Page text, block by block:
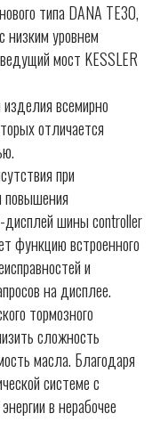
типа DANA TE30,
низким уровнем
мост KESSLER
всемирно
отличается
при
дисплей шины controller
функцию встроенного
и
на дисплее.
тормозного
сложность
масла. Благодаря
системе с
в нерабочее